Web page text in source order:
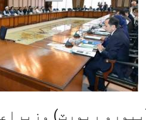
(بيورو رپورٽ)